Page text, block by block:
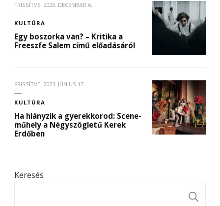
FRISSÍTVE: 2025. DECEMBER 6.
KULTÚRA
Egy boszorka van? – Kritika a
Freeszfe Salem című előadásáról
FRISSÍTVE: 2023. JÚNIUS 17.
KULTÚRA
Ha hiányzik a gyerekkorod: Scene-
műhely a Négyszögletű Kerek
Erdőben
Keresés